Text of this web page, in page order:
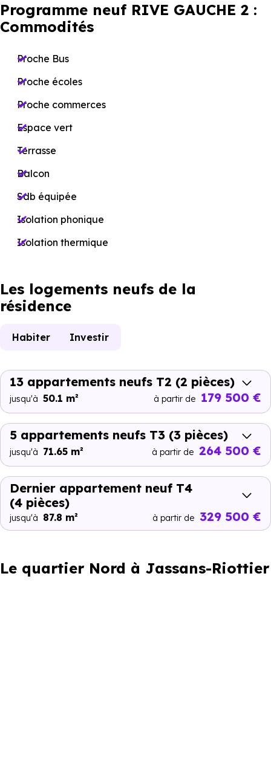
Programme neuf RIVE GAUCHE 2 :
Commodités
Proche Bus
Proche écoles
Proche commerces
Espace vert
Terrasse
Balcon
Sdb équipée
Isolation phonique
Isolation thermique
Les logements neufs de la
résidence
Habiter Investir
13 appartements neufs T2 (2 pièces)
jusqu'à 50.1 m² à partir de 179 500 €
5 appartements neufs T3 (3 pièces)
jusqu'à 71.65 m² à partir de 264 500 €
Dernier appartement neuf T4
(4 pièces)
jusqu'à 87.8 m² à partir de 329 500 €
Le quartier Nord à Jassans-Riottier